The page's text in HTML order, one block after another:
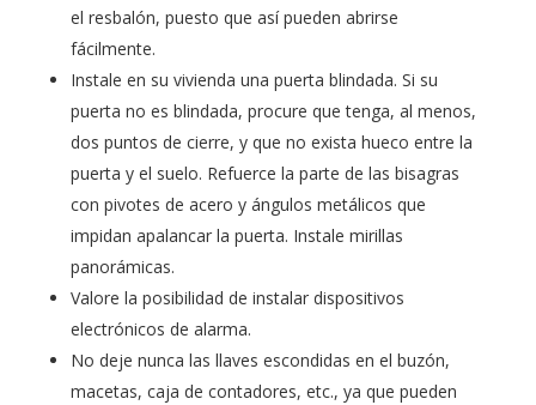
el resbalón, puesto que así pueden abrirse
fácilmente.
Instale en su vivienda una puerta blindada. Si su
puerta no es blindada, procure que tenga, al menos,
dos puntos de cierre, y que no exista hueco entre la
puerta y el suelo. Refuerce la parte de las bisagras
con pivotes de acero y ángulos metálicos que
impidan apalancar la puerta. Instale mirillas
panorámicas.
Valore la posibilidad de instalar dispositivos
electrónicos de alarma.
No deje nunca las llaves escondidas en el buzón,
macetas, caja de contadores, etc., ya que pueden